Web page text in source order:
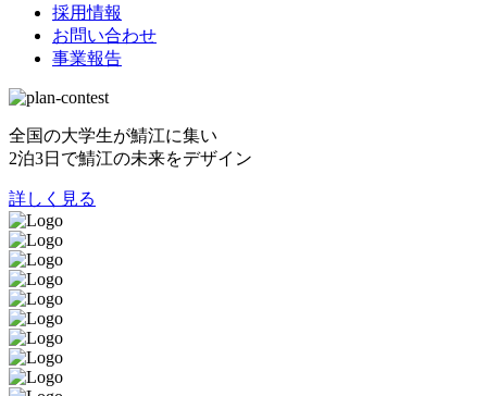
採用情報
お問い合わせ
事業報告
全国の大学生が鯖江に集い
2泊3日で鯖江の未来をデザイン
詳しく見る